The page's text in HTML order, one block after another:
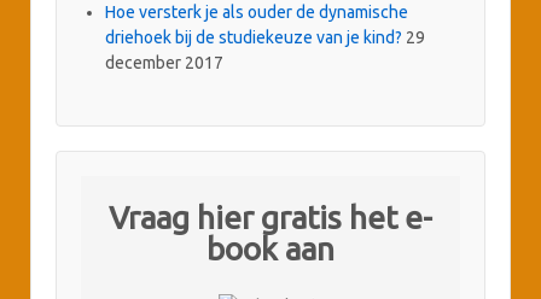
Hoe versterk je als ouder de dynamische
driehoek bij de studiekeuze van je kind? 29
december 2017
Vraag hier gratis het e-
book aan